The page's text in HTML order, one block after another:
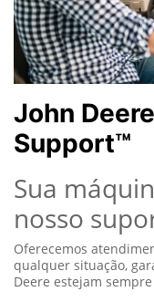
John
Support™
Sua
nosso
Oferecemos
qualquer situação,
Deere estejam